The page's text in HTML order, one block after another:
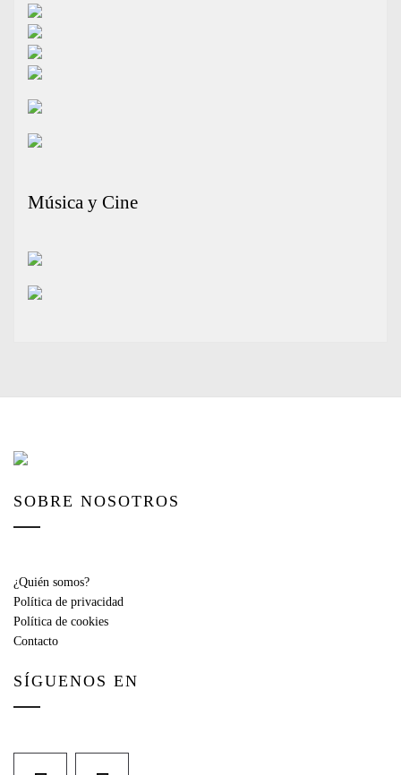
Música y Cine
SOBRE NOSOTROS
¿Quién somos?
Política de privacidad
Política de cookies
Contacto
SÍGUENOS EN